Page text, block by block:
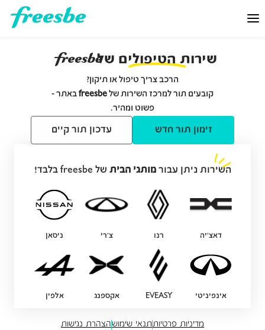
שירות הטיפולים שלפריסבי
הרכב צריך טיפול או תיקון?
קובעים תור למרכז השירות שלfreesbeבאתר -
פשוט ומהיר.
זימון תור חדש עדכון תור קיים
השירות ניתן עבור מותגי הבית של freesbe בלבד!
דאצ'יה רנו צ'רי ניסאן
אינפיניטי EVEASY אקספנג אלפין
מדיניות פרטיותתנאי שימושהצהרת נגישות